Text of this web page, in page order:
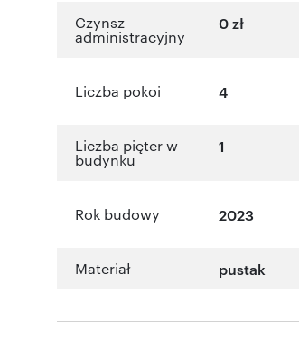
Czynsz
administracyjny
0 zł
Liczba pokoi 4
Liczba pięter w
budynku
1
Rok budowy 2023
Materiał pustak